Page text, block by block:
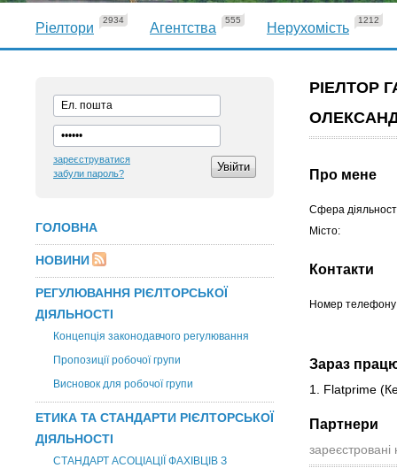
Ріелтори
2934
Агентства
555
Нерухомість
1212
зареєструватися
забули пароль?
ГОЛОВНА
НОВИНИ
РЕГУЛЮВАННЯ РІЄЛТОРСЬКОЇ
ДІЯЛЬНОСТІ
Концепція законодавчого регулювання
Пропозиції робочої групи
Висновок для робочої групи
ЕТИКА ТА СТАНДАРТИ РІЄЛТОРСЬКОЇ
ДІЯЛЬНОСТІ
СТАНДАРТ АСОЦІАЦІЇ ФАХІВЦІВ З
РІЕЛТОР
Про мене
Сфера
Місто:
Контакти
Номер
Зараз
1. Flatprime
Партнери
зареєстровані